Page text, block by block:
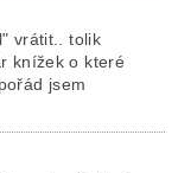
vrátit.. tolik
knížek o které
jsem